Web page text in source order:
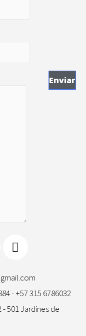
- +57 315 6786032
- 501 Jardines de